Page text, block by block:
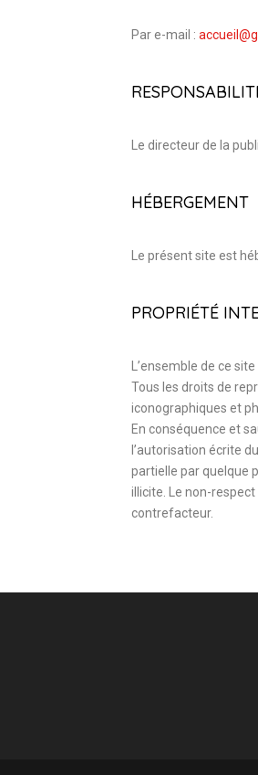
Par e-mail :
Le directeur de la
HÉBERGEMENT
Le présent site est
PROPRIÉTÉ
L’ensemble de ce
Tous les droits de
iconographiques et
En conséquence et
l’autorisation écrite
partielle par quelque
illicite. Le non-
contrefacteur.